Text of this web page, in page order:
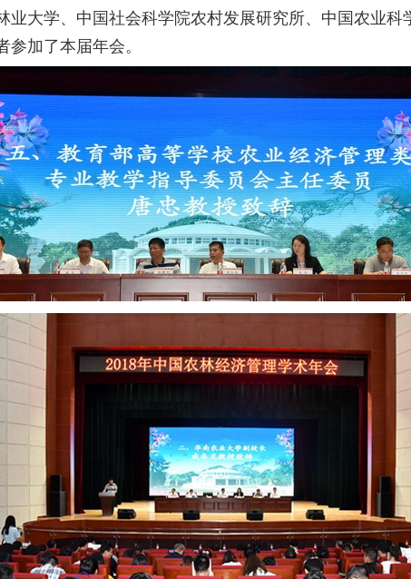
业大学、中国社会科学院农村发展研究所、中国农业
参加了本届年会。